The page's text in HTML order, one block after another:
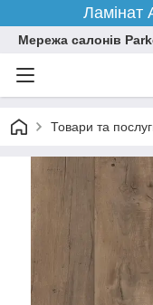
Ламінат
Мережа салонів
Товари та